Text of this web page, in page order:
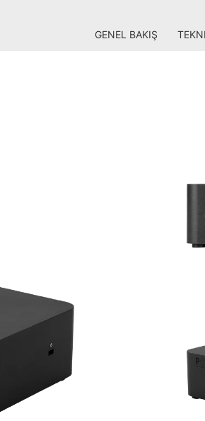
GENEL BAKIŞ